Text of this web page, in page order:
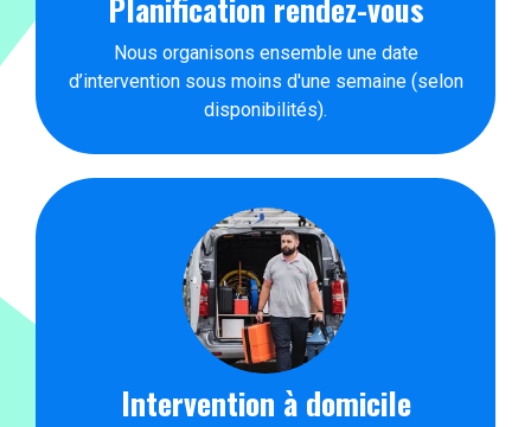
Nous organisons ensemble une date
d’intervention sous moins d'une semaine (selon
disponibilités).
Intervention à domicile